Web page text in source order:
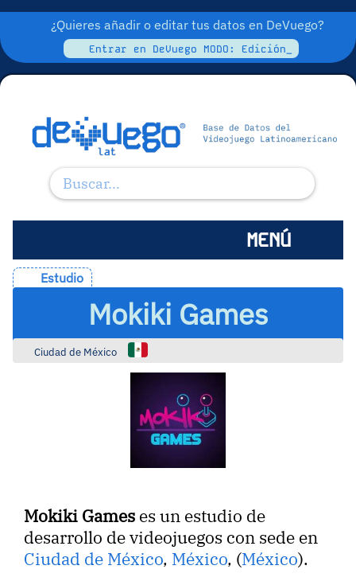
¿Quieres añadir o editar tus datos en DeVuego?
Entrar en DeVuego MODO: Edición_
MENÚ
Estudio
Mokiki Games
Ciudad de México
Mokiki Games es un estudio de
desarrollo de videojuegos con sede en
Ciudad de México, México, (México).